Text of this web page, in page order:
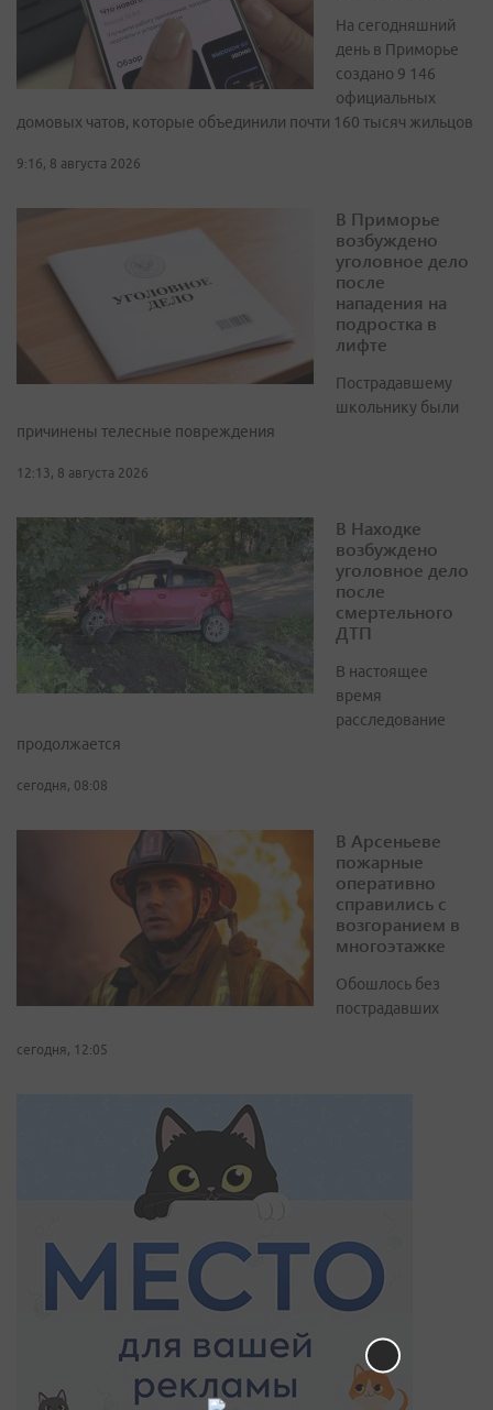
На сегодняшний
день в Приморье
создано 9 146
официальных
домовых чатов, которые объединили почти 160 тысяч жильцов
9:16, 8 августа 2026
В Приморье
возбуждено
уголовное дело
после
нападения на
подростка в
лифте
Пострадавшему
школьнику были
причинены телесные повреждения
12:13, 8 августа 2026
В Находке
возбуждено
уголовное дело
после
смертельного
ДТП
В настоящее
время
расследование
продолжается
сегодня, 08:08
В Арсеньеве
пожарные
оперативно
справились с
возгоранием в
многоэтажке
Обошлось без
пострадавших
сегодня, 12:05